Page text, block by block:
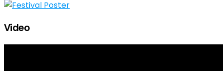
Video